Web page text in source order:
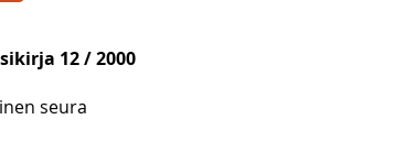
12 / 2000
seura